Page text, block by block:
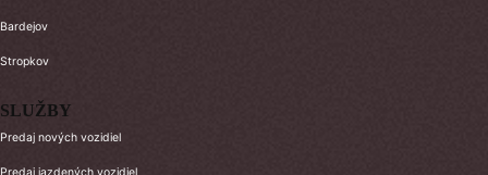
Bardejov
Stropkov
SLUŽBY
Predaj nových vozidiel